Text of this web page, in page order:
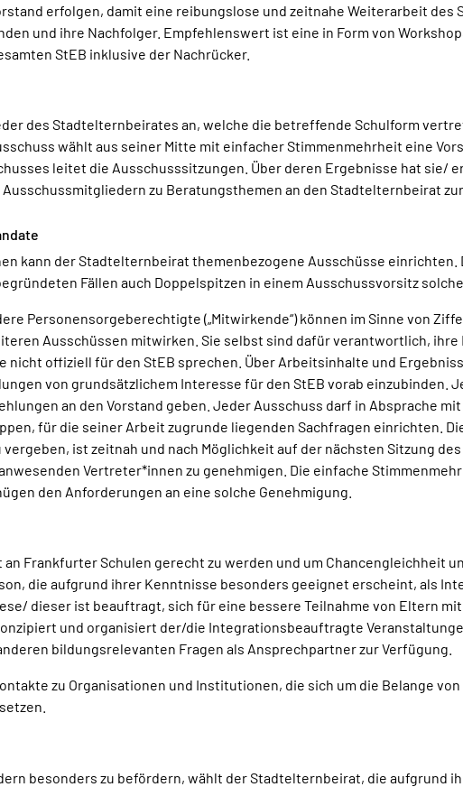
erfolgen, damit eine reibungslose und zeitnahe Weiterarbeit
und ihre Nachfolger. Empfehlenswert ist eine in Form von
StEB inklusive der Nachrücker.
des Stadtelternbeirates an, welche die betreffende Schulform
wählt aus seiner Mitte mit einfacher Stimmenmehrheit eine
leitet die Ausschusssitzungen. Über deren Ergebnisse hat sie/
zu Beratungsthemen an den Stadtelternbeirat
kann der Stadtelternbeirat themenbezogene Ausschüsse einrichten.
Fällen auch Doppelspitzen in einem Ausschussvorsitz
Personensorgeberechtigte („Mitwirkende“) können im Sinne von
Ausschüssen mitwirken. Sie selbst sind dafür verantwortlich, ihre
nicht offiziell für den StEB sprechen. Über Arbeitsinhalte und
von grundsätzlichem Interesse für den StEB vorab einzubinden.
an den Vorstand geben. Jeder Ausschuss darf in Absprache
für die seiner Arbeit zugrunde liegenden Sachfragen einrichten.
ist zeitnah und nach Möglichkeit auf der nächsten Sitzung
Vertreter*innen zu genehmigen. Die einfache
den Anforderungen an eine solche Genehmigung.
Frankfurter Schulen gerecht zu werden und um Chancengleichheit
die aufgrund ihrer Kenntnisse besonders geeignet erscheint, als
dieser ist beauftragt, sich für eine bessere Teilnahme von Eltern
und organisiert der/die Integrationsbeauftragte
bildungsrelevanten Fragen als Ansprechpartner zur Verfügung.
zu Organisationen und Institutionen, die sich um die Belange
besonders zu befördern, wählt der Stadtelternbeirat, die aufgrund